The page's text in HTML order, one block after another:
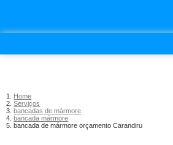
Home
Serviços
bancadas de mármore
bancada mármore
bancada de mármore orçamento Carandiru